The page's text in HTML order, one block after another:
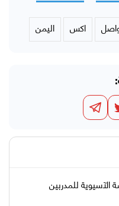
اكس اليمن
الآسيوية للمدربين